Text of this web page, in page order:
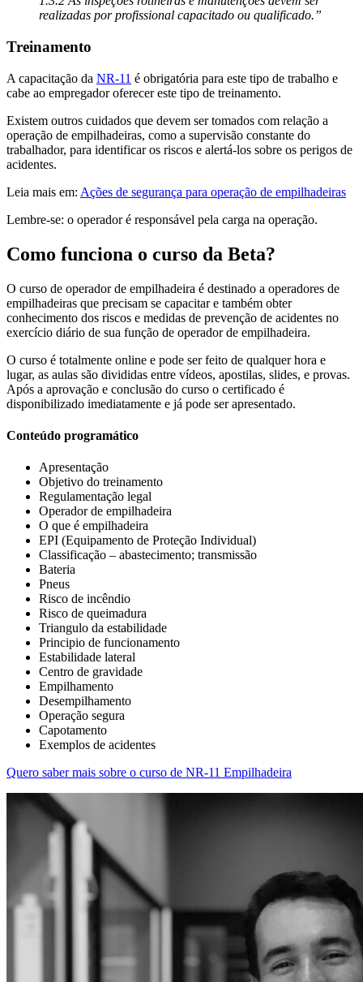
realizadas por profissional capacitado ou qualificado.”
Treinamento
A capacitação da NR-11 é obrigatória para este tipo de trabalho e
cabe ao empregador oferecer este tipo de treinamento.
Existem outros cuidados que devem ser tomados com relação a
operação de empilhadeiras, como a supervisão constante do
trabalhador, para identificar os riscos e alertá-los sobre os perigos de
acidentes.
Leia mais em: Ações de segurança para operação de empilhadeiras
Lembre-se: o operador é responsável pela carga na operação.
Como funciona o curso da Beta?
O curso de operador de empilhadeira é destinado a operadores de
empilhadeiras que precisam se capacitar e também obter
conhecimento dos riscos e medidas de prevenção de acidentes no
exercício diário de sua função de operador de empilhadeira.
O curso é totalmente online e pode ser feito de qualquer hora e
lugar, as aulas são divididas entre vídeos, apostilas, slides, e provas.
Após a aprovação e conclusão do curso o certificado é
disponibilizado imediatamente e já pode ser apresentado.
Conteúdo programático
Apresentação
Objetivo do treinamento
Regulamentação legal
Operador de empilhadeira
O que é empilhadeira
EPI (Equipamento de Proteção Individual)
Classificação – abastecimento; transmissão
Bateria
Pneus
Risco de incêndio
Risco de queimadura
Triangulo da estabilidade
Principio de funcionamento
Estabilidade lateral
Centro de gravidade
Empilhamento
Desempilhamento
Operação segura
Capotamento
Exemplos de acidentes
Quero saber mais sobre o curso de NR-11 Empilhadeira